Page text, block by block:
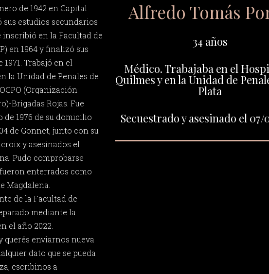
de 1942 en Capital
estudios secundarios
inscribió en la Facultad de
en 1964 y finalizó sus
Trabajó en el
la Unidad de Penales de
(Organización
Brigadas Rojas. Fue
de 1976 de su domicilio
de Gonnet, junto con su
y asesinados el
Pudo comprobarse
enterrados como
Magdalena.
de la Facultad de
mediante la
el año 2022.
enviarnos nueva
dato que se pueda
escribinos a
Alfredo Tomás
34 años
Médico. Trabajaba en el
Quilmes y en la Unidad de
Plata
Secuestrado y asesinado el 07/